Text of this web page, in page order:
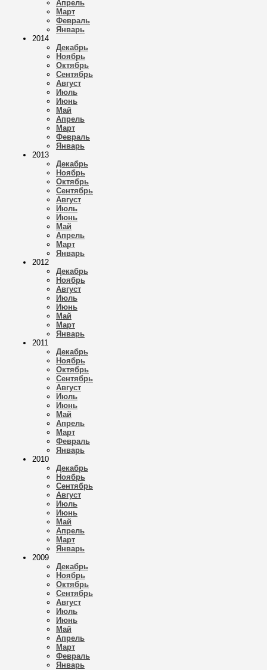
Апрель
Март
Февраль
Январь
2014
Декабрь
Ноябрь
Октябрь
Сентябрь
Август
Июль
Июнь
Май
Апрель
Март
Февраль
Январь
2013
Декабрь
Ноябрь
Октябрь
Сентябрь
Август
Июль
Июнь
Май
Апрель
Март
Январь
2012
Декабрь
Ноябрь
Август
Июль
Июнь
Май
Март
Январь
2011
Декабрь
Ноябрь
Октябрь
Сентябрь
Август
Июль
Июнь
Май
Апрель
Март
Февраль
Январь
2010
Декабрь
Ноябрь
Сентябрь
Август
Июль
Июнь
Май
Апрель
Март
Январь
2009
Декабрь
Ноябрь
Октябрь
Сентябрь
Август
Июль
Июнь
Май
Апрель
Март
Февраль
Январь